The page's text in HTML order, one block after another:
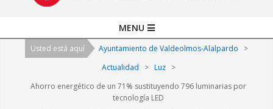
Navigation
MENU
Usted está aquí Ayuntamiento de Valdeolmos-Alalpardo
>
Actualidad
> Luz
>
Ahorro energético de un 71% sustituyendo 796 luminarias por
tecnología LED